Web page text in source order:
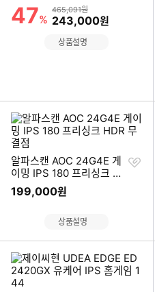
할인률
47%
상품금액
465,091원
할인금액
243,000원
상품설명
알파스캔 AOC 24G4E 게
이밍 IPS 180 프리싱크 H
DR 무결점
199,000원
찜
상품설명